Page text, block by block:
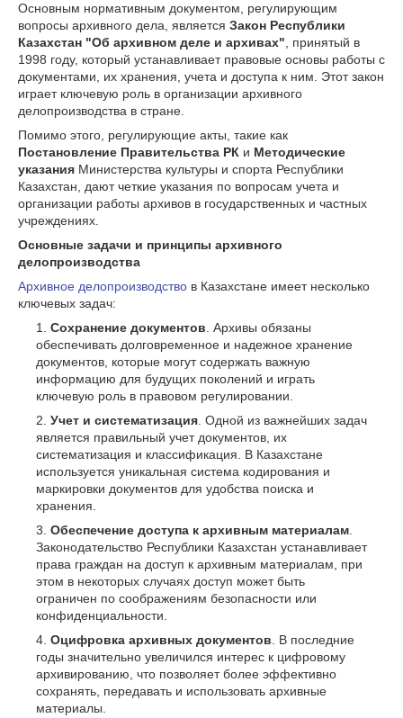
Основным нормативным документом, регулирующим
вопросы архивного дела, является Закон Республики
Казахстан "Об архивном деле и архивах" , принятый в
1998 году, который устанавливает правовые основы работы с
документами, их хранения, учета и доступа к ним. Этот закон
играет ключевую роль в организации архивного
делопроизводства в стране.
Помимо этого, регулирующие акты, такие как
Постановление Правительства РК и Методические
указания Министерства культуры и спорта Республики
Казахстан, дают четкие указания по вопросам учета и
организации работы архивов в государственных и частных
учреждениях.
Основные задачи и принципы архивного
делопроизводства
Архивное делопроизводство в Казахстане имеет несколько
ключевых задач:
Сохранение документов . Архивы обязаны
обеспечивать долговременное и надежное хранение
документов, которые могут содержать важную
информацию для будущих поколений и играть
ключевую роль в правовом регулировании.
Учет и систематизация . Одной из важнейших задач
является правильный учет документов, их
систематизация и классификация. В Казахстане
используется уникальная система кодирования и
маркировки документов для удобства поиска и
хранения.
Обеспечение доступа к архивным материалам
Законодательство Республики Казахстан устанавливает
права граждан на доступ к архивным материалам, при
этом в некоторых случаях доступ может быть
ограничен по соображениям безопасности или
конфиденциальности.
Оцифровка архивных документов . В последние
годы значительно увеличился интерес к цифровому
архивированию, что позволяет более эффективно
сохранять, передавать и использовать архивные
материалы.